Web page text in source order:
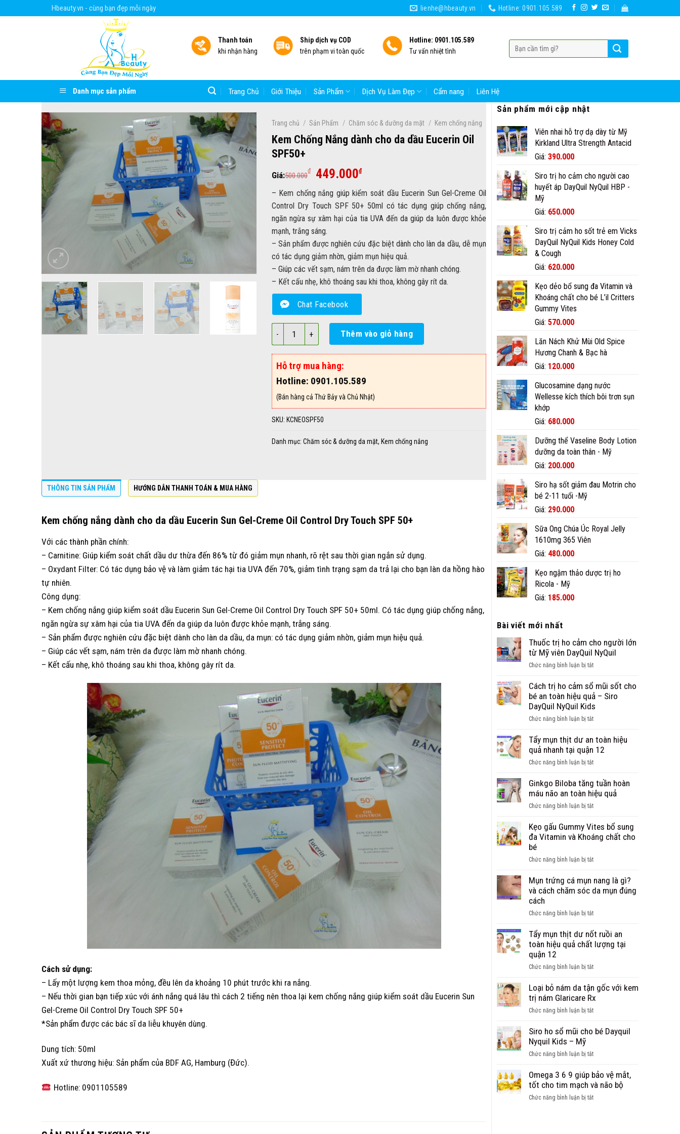
Hbeauty.vn - cùng bạn đẹp mỗi ngày lienhe@hbeauty.vn Hotline: 0901.105.589
Thanh toán
khi nhận hàng
Ship dịch vụ COD
trên phạm vi toàn quốc
Hotline: 0901.105.589
Tư vấn nhiệt tình
Danh mục sản phẩm Trang Chủ Giới Thiệu Sản Phẩm Dịch Vụ Làm Đẹp Cẩm nang Liên Hệ
Sản phẩm mới cập nhật
Viên nhai hỗ trợ dạ dày từ Mỹ
Kirkland Ultra Strength Antacid
Giá: Giá
là:
420.000₫.
390.000Giá
tại
là:
Siro trị ho cảm cho người cao
huyết áp DayQuil NyQuil HBP -
Mỹ
Giá: Giá
là:
670.000₫.
650.000Giá
tại
là:
Siro trị cảm ho sốt trẻ em Vicks
DayQuil NyQuil Kids Honey Cold
& Cough
Giá: Giá
là:
700.000₫.
620.000Giá
tại
là:
620.000₫.
Kẹo dẻo bổ sung đa Vitamin và
Khoáng chất cho bé L’il Critters
Gummy Vites
Giá: Giá
là:
600.000₫.
570.000Giá
tại
là:
570.000₫.
Lăn Nách Khử Mùi Old Spice
Hương Chanh & Bạc hà
Giá: Giá
là:
150.000₫.
120.000Giá
tại
là:
Glucosamine dạng nước
Wellesse kích thích bôi trơn sụn
khớp
Giá: Giá
là:
780.000₫.
680.000Giá
tại
là:
680.000₫.
Dưỡng thể Vaseline Body Lotion
dưỡng da toàn thân - Mỹ
Giá: Giá
là:
250.000₫.
200.000Giá
tại
là:
200.000₫.
Siro hạ sốt giảm đau Motrin cho
bé 2-11 tuổi -Mỹ
Giá: Giá
là:
360.000₫.
290.000Giá
tại
là:
290.000₫.
Sữa Ong Chúa Úc Royal Jelly
1610mg 365 Viên
Giá: Giá
là:
608.000₫.
480.000Giá
tại
480.000₫.
Kẹo ngậm thảo dược trị ho
Ricola - Mỹ
Giá: Giá
190.000₫.
185.000Giá
185.000₫.
Bài viết mới nhất
Thuốc trị ho cảm cho người lớn
từ Mỹ viên DayQuil NyQuil
Chức năng bình luận bị tắtở
trị
ho
cảm
người
từ
Mỹ
viên
NyQuil
Cách trị ho cảm sổ mũi sốt cho
bé an toàn hiệu quả – Siro
DayQuil NyQuil Kids
Chức năng bình luận bị tắtở
trị
ho
sổ
sốt
cho
bé
toàn
hiệu
quả
Siro
NyQuil
Kids
Tẩy mụn thịt dư an toàn hiệu
quả nhanh tại quận 12
Chức năng bình luận bị tắtở
mụn
thịt
an
hiệu
quả
tại
12
Ginkgo Biloba tăng tuần hoàn
máu não an toàn hiệu quả
Chức năng bình luận bị tắtở
Biloba
tăng
máu
an
toàn
quả
Kẹo gấu Gummy Vites bổ sung
đa Vitamin và Khoáng chất cho
bé
Chức năng bình luận bị tắtở
gấu
Gummy
sung
Vitamin
và
chất
Mụn trứng cá mụn nang là gì?
và cách chăm sóc da mụn đúng
cách
Chức năng bình luận bị tắtở
trứng
cá
là
và
cách
chăm
da
cách
Tẩy mụn thịt dư nốt ruồi an
toàn hiệu quả chất lượng tại
quận 12
Chức năng bình luận bị tắtở
mụn
thịt
nốt
an
hiệu
chất
lượng
quận
Loại bỏ nám da tận gốc với kem
trị nám Glaricare Rx
Chức năng bình luận bị tắtở
bỏ
tận
với
kem
trị
Siro ho sổ mũi cho bé Dayquil
Nyquil Kids – Mỹ
Chức năng bình luận bị tắtở
ho
sổ
cho
Omega 3 6 9 giúp bảo vệ mắt,
tốt cho tim mạch và não bộ
Chức năng bình luận bị tắtở
Trang chủ / Sản Phẩm / Chăm sóc & dưỡng da mặt / Kem chống nắng
Kem Chống Nắng dành cho da dầu Eucerin Oil
SPF50+
Giá:500.000
₫
Giá
gốc
là:
500.000₫.
449.000₫Giá
hiện
tại
là:
449.000₫.
– Kem chống nắng giúp kiểm soát dầu Eucerin Sun Gel-Creme Oil
Control Dry Touch SPF 50+ 50ml có tác dụng giúp chống nắng,
ngăn ngừa sự xâm hại của tia UVA đến da giúp da luôn được khỏe
mạnh, trắng sáng.
– Sản phẩm được nghiên cứu đặc biệt dành cho làn da dầu, dễ mụn
có tác dụng giảm nhờn, giảm mụn hiệu quả.
– Giúp các vết sạm, nám trên da được làm mờ nhanh chóng.
– Kết cấu nhẹ, khô thoáng sau khi thoa, không gây rít da.
Chat Facebook
Kem Chống Nắng dành cho da dầu Eucerin Oil SPF50+ số lượng
Thêm vào giỏ hàng
Hỗ trợ mua hàng:
Hotline: 0901.105.589
(Bán hàng cả Thứ Bảy và Chủ Nhật)
SKU: KCNEOSPF50
Danh mục: Chăm sóc & dưỡng da mặt, Kem chống nắng
THÔNG TIN SẢN PHẨM HƯỚNG DẪN THANH TOÁN & MUA HÀNG
Kem chống nắng dành cho da dầu Eucerin Sun Gel-Creme Oil Control Dry Touch SPF 50+
Với các thành phần chính:
– Carnitine: Giúp kiểm soát chất dầu dư thừa đến 86% từ đó giảm mụn nhanh, rõ rệt sau thời gian ngắn sử dụng.
– Oxydant Filter: Có tác dụng bảo vệ và làm giảm tác hại tia UVA đến 70%, giảm tình trạng sạm da trả lại cho bạn làn da hồng hào
tự nhiên.
Công dụng:
– Kem chống nắng giúp kiểm soát dầu Eucerin Sun Gel-Creme Oil Control Dry Touch SPF 50+ 50ml. Có tác dụng giúp chống nắng,
ngăn ngừa sự xâm hại của tia UVA đến da giúp da luôn được khỏe mạnh, trắng sáng.
– Sản phẩm được nghiên cứu đặc biệt dành cho làn da dầu, da mụn: có tác dụng giảm nhờn, giảm mụn hiệu quả.
– Giúp các vết sạm, nám trên da được làm mờ nhanh chóng.
– Kết cấu nhẹ, khô thoáng sau khi thoa, không gây rít da.
Cách sử dụng:
– Lấy một lượng kem thoa mỏng, đều lên da khoảng 10 phút trước khi ra nắng.
– Nếu thời gian bạn tiếp xúc với ánh nắng quá lâu thì cách 2 tiếng nên thoa lại kem chống nắng giúp kiểm soát dầu Eucerin Sun
Gel-Creme Oil Control Dry Touch SPF 50+
*Sản phẩm được các bác sĩ da liễu khuyên dùng.
Dung tích: 50ml
Xuất xứ thương hiệu: Sản phẩm của BDF AG, Hamburg (Đức).
Hotline: 0901105589